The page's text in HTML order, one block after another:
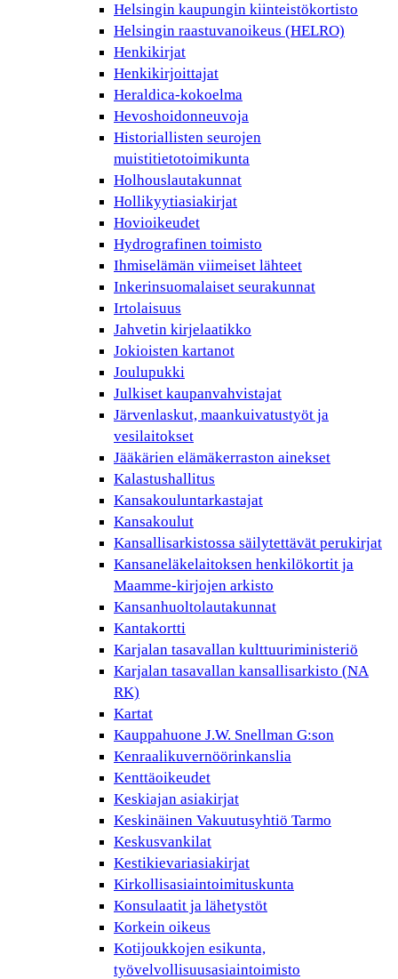
Helsingin kaupungin kiinteistökortisto
Helsingin raastuvanoikeus (HELRO)
Henkikirjat
Henkikirjoittajat
Heraldica-kokoelma
Hevoshoidonneuvoja
Historiallisten seurojen
muistitietotoimikunta
Holhouslautakunnat
Hollikyytiasiakirjat
Hovioikeudet
Hydrografinen toimisto
Ihmiselämän viimeiset lähteet
Inkerinsuomalaiset seurakunnat
Irtolaisuus
Jahvetin kirjelaatikko
Jokioisten kartanot
Joulupukki
Julkiset kaupanvahvistajat
Järvenlaskut, maankuivatustyöt ja
vesilaitokset
Jääkärien elämäkerraston ainekset
Kalastushallitus
Kansakouluntarkastajat
Kansakoulut
Kansallisarkistossa säilytettävät perukirjat
Kansaneläkelaitoksen henkilökortit ja
Maamme-kirjojen arkisto
Kansanhuoltolautakunnat
Kantakortti
Karjalan tasavallan kulttuuriministeriö
Karjalan tasavallan kansallisarkisto (NA
RK)
Kartat
Kauppahuone J.W. Snellman G:son
Kenraalikuvernöörinkanslia
Kenttäoikeudet
Keskiajan asiakirjat
Keskinäinen Vakuutusyhtiö Tarmo
Keskusvankilat
Kestikievariasiakirjat
Kirkollisasiaintoimituskunta
Konsulaatit ja lähetystöt
Korkein oikeus
Kotijoukkojen esikunta,
työvelvollisuusasiaintoimisto